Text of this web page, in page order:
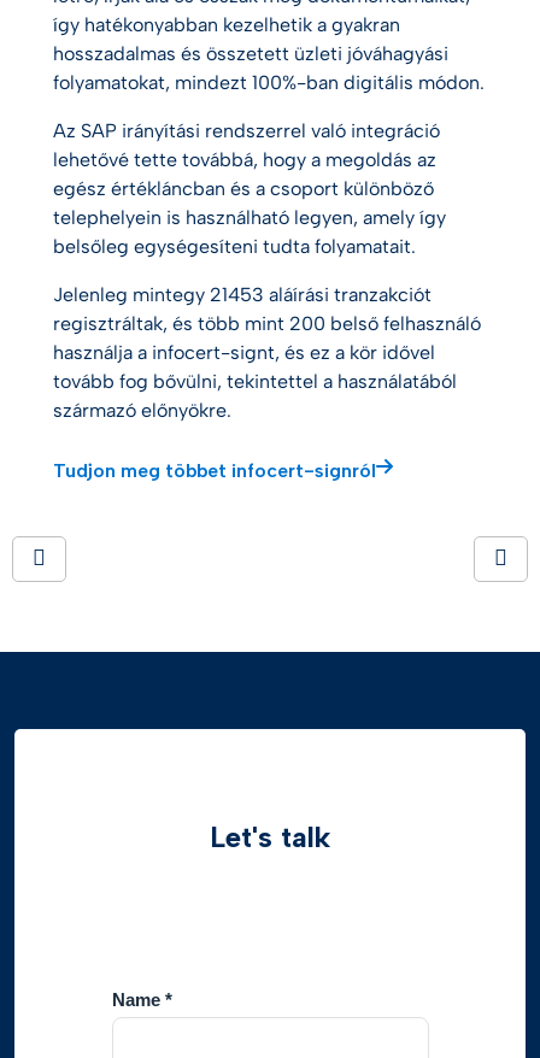
így hatékonyabban kezelhetik a gyakran
hosszadalmas és összetett üzleti jóváhagyási
folyamatokat, mindezt 100%-ban digitális módon.
Az SAP irányítási rendszerrel való integráció
lehetővé tette továbbá, hogy a megoldás az
egész értékláncban és a csoport különböző
telephelyein is használható legyen, amely így
belsőleg egységesíteni tudta folyamatait.
Jelenleg mintegy 21453 aláírási tranzakciót
regisztráltak, és több mint 200 belső felhasználó
használja a infocert-signt, és ez a kör idővel
tovább fog bővülni, tekintettel a használatából
származó előnyökre.
Tudjon meg többet infocert-signról
Let's talk